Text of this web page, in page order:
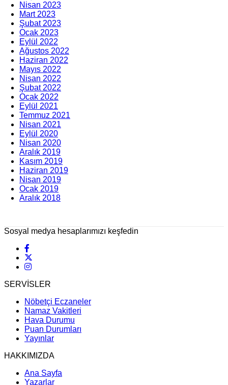
Nisan 2023
Mart 2023
Şubat 2023
Ocak 2023
Eylül 2022
Ağustos 2022
Haziran 2022
Mayıs 2022
Nisan 2022
Şubat 2022
Ocak 2022
Eylül 2021
Temmuz 2021
Nisan 2021
Eylül 2020
Nisan 2020
Aralık 2019
Kasım 2019
Haziran 2019
Nisan 2019
Ocak 2019
Aralık 2018
Sosyal medya hesaplarımızı keşfedin
SERVİSLER
Nöbetçi Eczaneler
Namaz Vakitleri
Hava Durumu
Puan Durumları
Yayınlar
HAKKIMIZDA
Ana Sayfa
Yazarlar